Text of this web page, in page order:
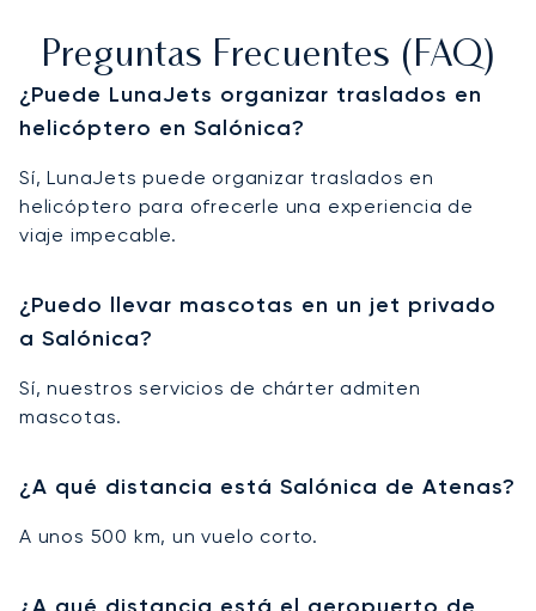
Preguntas Frecuentes (FAQ)
¿Puede LunaJets organizar traslados en
helicóptero en Salónica?
Sí, LunaJets puede organizar traslados en
helicóptero para ofrecerle una experiencia de
viaje impecable.
¿Puedo llevar mascotas en un jet privado
a Salónica?
Sí, nuestros servicios de chárter admiten
mascotas.
¿A qué distancia está Salónica de Atenas?
A unos 500 km, un vuelo corto.